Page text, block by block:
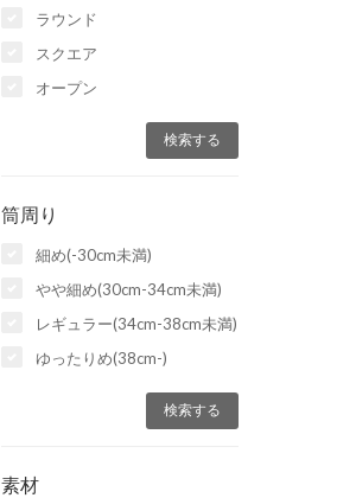
ラウンド
スクエア
オープン
筒周り
細め(-30cm未満)
やや細め(30cm-34cm未満)
レギュラー(34cm-38cm未満)
ゆったりめ(38cm-)
素材